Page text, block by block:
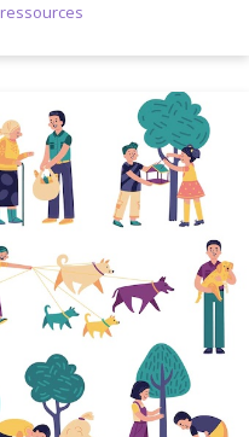
ressources